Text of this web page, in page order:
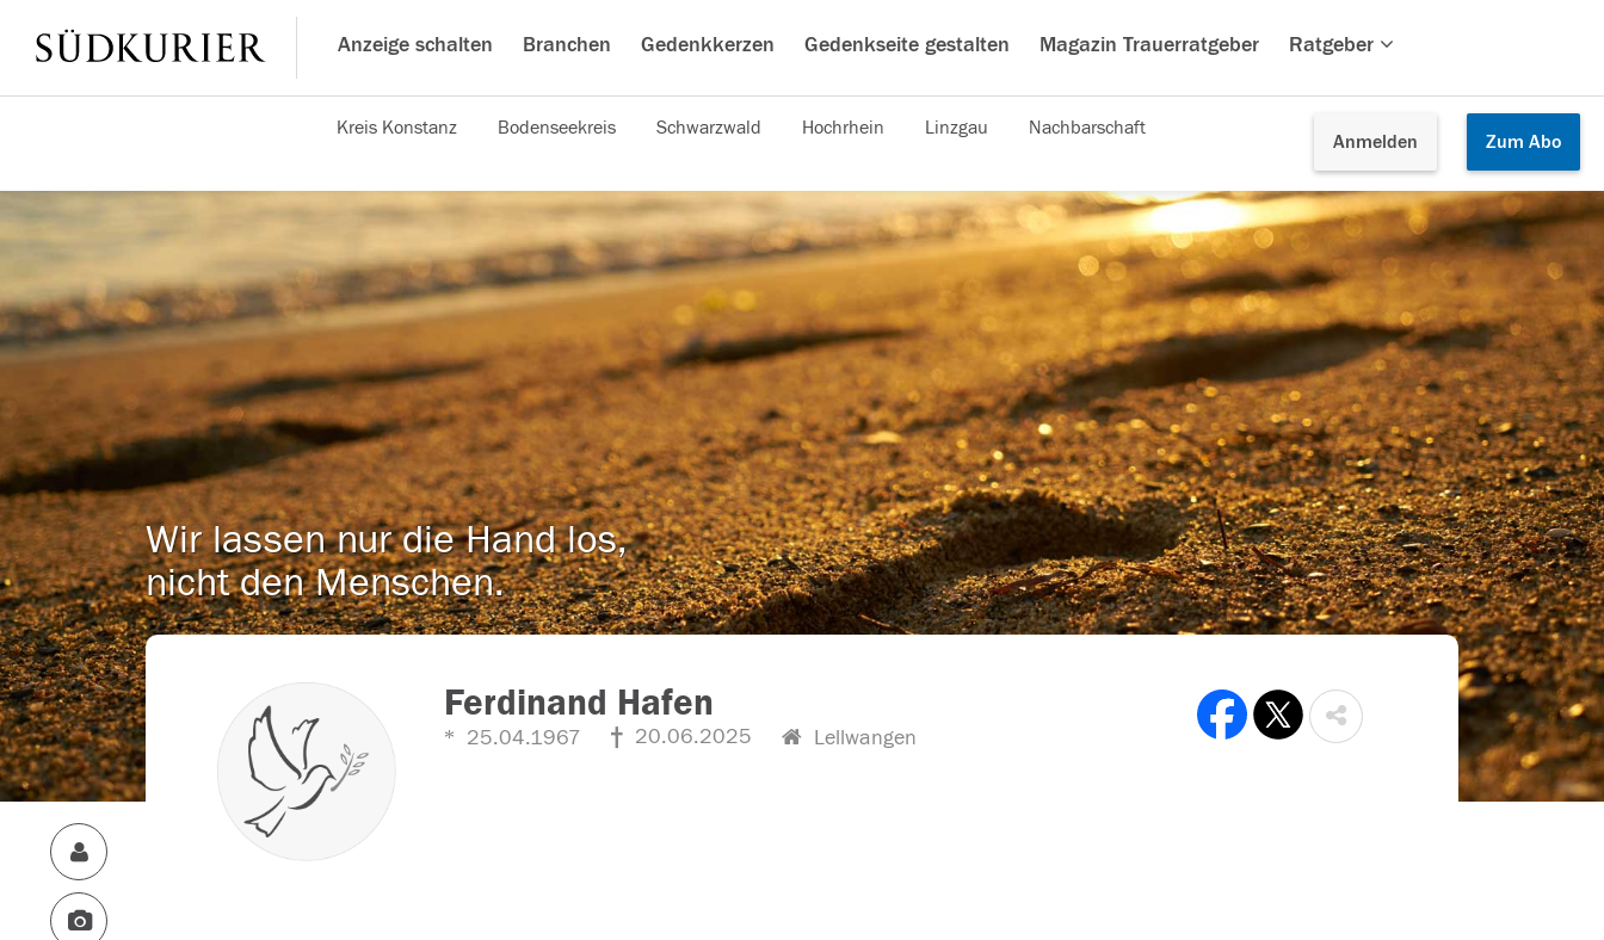
Anzeige schalten Branchen Gedenkkerzen Gedenkseite gestalten Magazin Trauerratgeber Ratgeber
Anmelden Zum Abo
Kreis Konstanz Bodenseekreis Schwarzwald Hochrhein Linzgau Nachbarschaft
Wir lassen nur die Hand los,
nicht den Menschen.
Ferdinand Hafen
25.04.1967 20.06.2025 Lellwangen